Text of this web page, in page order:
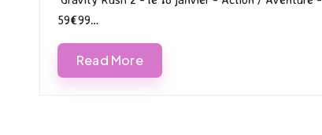
59€99…
Read More